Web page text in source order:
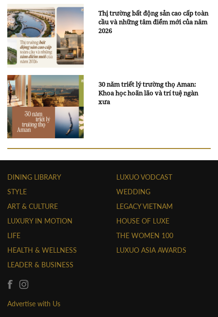
Thị trường bất động sản cao cấp toàn
cầu và những tâm điểm mới của năm
2026
30 năm triết lý trường thọ Aman:
Khoa học hoãn lão và trí tuệ ngàn
xưa
DINING LIBRARY
STYLE
ART & CULTURE
LUXURY IN MOTION
LIFE
HEALTH & WELLNESS
LEADER & BUSINESS
LUXUO VODCAST
WEDDING
LEGACY VIETNAM
HOUSE OF LUXE
THE WOMEN 100
LUXUO ASIA AWARDS
Advertise with Us